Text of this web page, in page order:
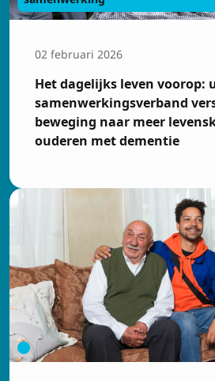
02 februari 2026
Het dagelijks leven voorop:
samenwerkingsverband
beweging naar meer
ouderen met dementie